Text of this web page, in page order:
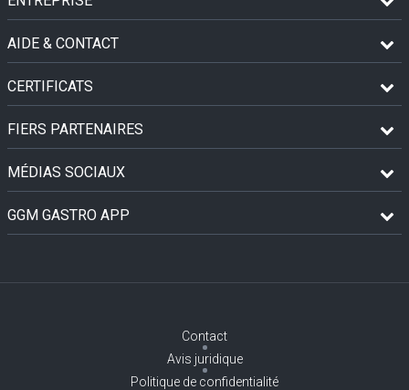
AIDE & CONTACT
CERTIFICATS
FIERS PARTENAIRES
MÉDIAS SOCIAUX
GGM GASTRO APP
Contact
Avis juridique
Politique de confidentialité